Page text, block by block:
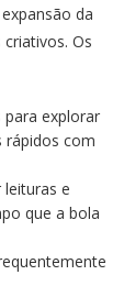
da
Os
explorar
rápidos com
e
que a bola